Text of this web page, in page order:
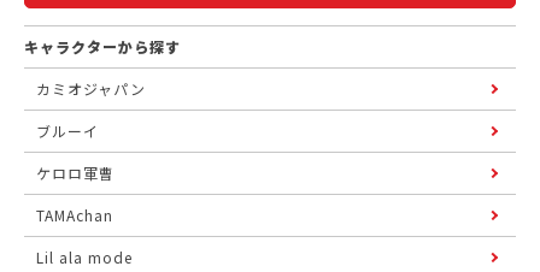
キャラクターから探す
カミオジャパン
ブルーイ
ケロロ軍曹
TAMAchan
Lil ala mode